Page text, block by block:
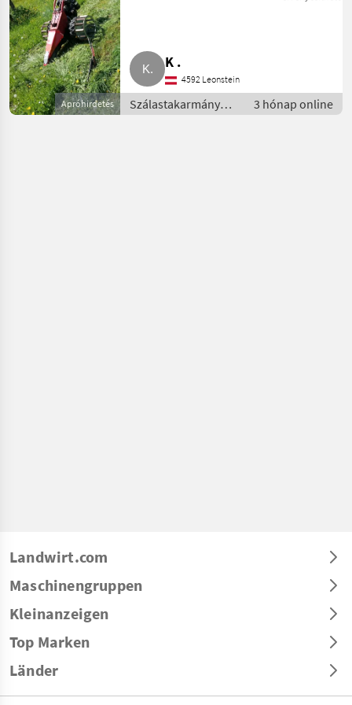
Apróhirdetés
K .
4592 Leonstein
Szálastakarmány
betakarítók / Kasza
3 hónap online
Landwirt.com
Maschinengruppen
Kleinanzeigen
Top Marken
Länder